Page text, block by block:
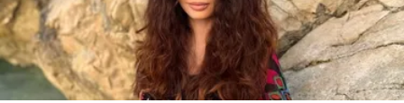
По словам певицы, она не делает ничего необычного
4 години тому 6,3 т.
Сколько баллистических ракет